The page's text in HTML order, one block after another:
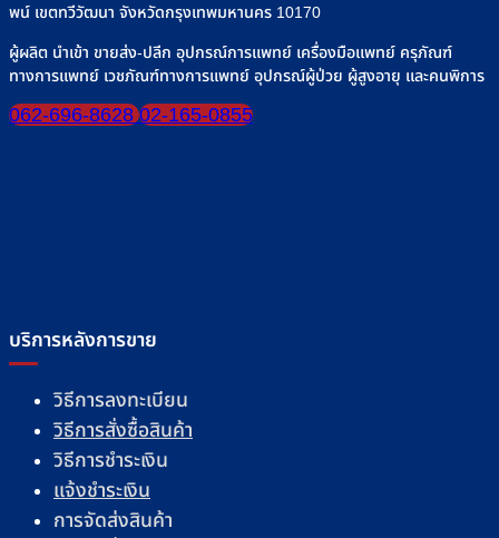
พน์ เขตทวีวัฒนา จังหวัดกรุงเทพมหานคร 10170
ผู้ผลิต นำเข้า ขายส่ง-ปลีก อุปกรณ์การแพทย์ เครื่องมือแพทย์ ครุภัณฑ์
ทางการแพทย์ เวชภัณฑ์ทางการแพทย์ อุปกรณ์ผู้ป่วย ผู้สูงอายุ และคนพิการ
062-696-8628 02-165-0855
บริการหลังการขาย
วิธีการลงทะเบียน
วิธีการสั่งซื้อสินค้า
วิธีการชำระเงิน
แจ้งชำระเงิน
การจัดส่งสินค้า